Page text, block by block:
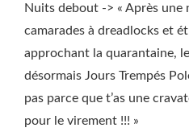
Nuits debout -> « Après une
camarades à dreadlocks et
approchant la quarantaine,
désormais Jours Trempés
pas parce que t’as une
pour le virement !!! »